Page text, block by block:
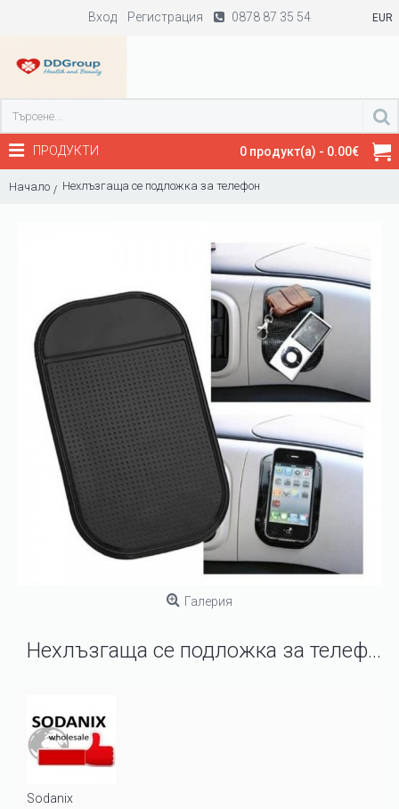
Вход Регистрация 0878 87 35 54 EUR
0 продукт(а) - 0.00€
ПРОДУКТИ
Начало Нехлъзгаща се подложка за телефон
Галерия
Нехлъзгаща се подложка за телефон
Sodanix